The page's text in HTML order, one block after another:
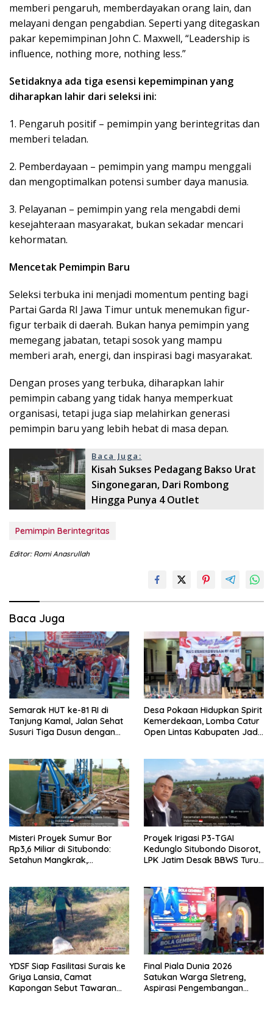
memberi pengaruh, memberdayakan orang lain, dan
melayani dengan pengabdian. Seperti yang ditegaskan
pakar kepemimpinan John C. Maxwell, “Leadership is
influence, nothing more, nothing less.”
Setidaknya ada tiga esensi kepemimpinan yang
diharapkan lahir dari seleksi ini:
1. Pengaruh positif – pemimpin yang berintegritas dan
memberi teladan.
2. Pemberdayaan – pemimpin yang mampu menggali
dan mengoptimalkan potensi sumber daya manusia.
3. Pelayanan – pemimpin yang rela mengabdi demi
kesejahteraan masyarakat, bukan sekadar mencari
kehormatan.
Mencetak Pemimpin Baru
Seleksi terbuka ini menjadi momentum penting bagi
Partai Garda RI Jawa Timur untuk menemukan figur-
figur terbaik di daerah. Bukan hanya pemimpin yang
memegang jabatan, tetapi sosok yang mampu
memberi arah, energi, dan inspirasi bagi masyarakat.
Dengan proses yang terbuka, diharapkan lahir
pemimpin cabang yang tidak hanya memperkuat
organisasi, tetapi juga siap melahirkan generasi
pemimpin baru yang lebih hebat di masa depan.
Baca Juga:
Kisah Sukses Pedagang Bakso Urat
Singonegaran, Dari Rombong
Hingga Punya 4 Outlet
Pemimpin Berintegritas
Editor: Romi Anasrullah
Baca Juga
Semarak HUT ke-81 RI di
Tanjung Kamal, Jalan Sehat
Susuri Tiga Dusun dengan
Desa Pokaan Hidupkan Spirit
Kemerdekaan, Lomba Catur
Open Lintas Kabupaten Jadi
Misteri Proyek Sumur Bor
Rp3,6 Miliar di Situbondo:
Setahun Mangkrak,
ke KPK
Proyek Irigasi P3-TGAI
Kedunglo Situbondo Disorot,
LPK Jatim Desak BBWS Turun
YDSF Siap Fasilitasi Surais ke
Griya Lansia, Camat
Kapongan Sebut Tawaran
Final Piala Dunia 2026
Satukan Warga Sletreng,
Aspirasi Pengembangan